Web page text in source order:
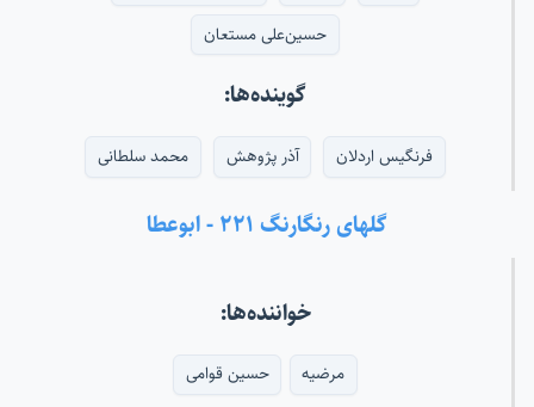
حسین‌علی مستعان
گوینده‌ها:
فرنگیس اردلان آذر پژوهش محمد سلطانی
گلهای رنگارنگ ۲۲۱ - ابوعطا
خواننده‌ها:
مرضیه حسین قوامی